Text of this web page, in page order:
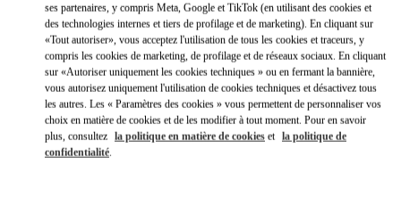
Link Opens in New Tab
ses partenaires, y compris Meta, Google et TikTok (en utilisant des cookies et
des technologies internes et tiers de profilage et de marketing). En cliquant sur
«Tout autoriser», vous acceptez l'utilisation de tous les cookies et traceurs, y
compris les cookies de marketing, de profilage et de réseaux sociaux. En cliquant
sur «Autoriser uniquement les cookies techniques » ou en fermant la bannière,
vous autorisez uniquement l'utilisation de cookies techniques et désactivez tous
les autres. Les « Paramètres des cookies » vous permettent de personnaliser vos
choix en matière de cookies et de les modifier à tout moment. Pour en savoir
plus, consultez la politique en matière de cookies et la politique de
confidentialité.